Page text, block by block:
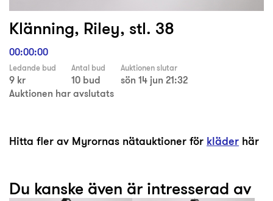
Klänning, Riley, stl. 38
00:00:00
Ledande bud
9 kr
Antal bud
10 bud
Auktionen slutar
sön 14 jun 21:32
Auktionen har avslutats
Hitta fler av Myrornas nätauktioner för kläder här
Du kanske även är intresserad av